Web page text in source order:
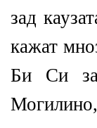
зад
кажат
Би Си за
Могилино,